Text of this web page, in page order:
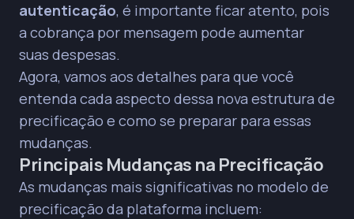
autenticação, é importante ficar atento, pois
a cobrança por mensagem pode aumentar
suas despesas.
Agora, vamos aos detalhes para que você
entenda cada aspecto dessa nova estrutura de
precificação e como se preparar para essas
mudanças.
Principais Mudanças na Precificação
As mudanças mais significativas no modelo de
precificação da plataforma incluem: